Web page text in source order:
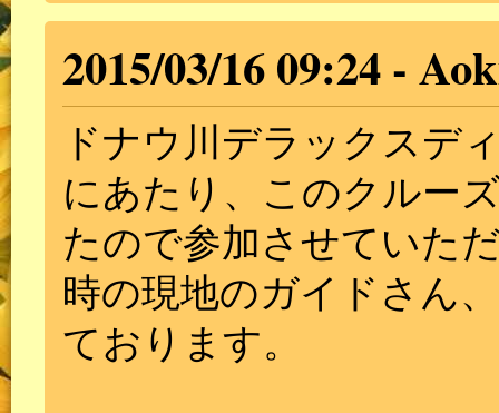
2015/03/16 09:24
ドナウ川デラックスデ
にあたり、このクルー
たので参加させていた
時の現地のガイドさん
ております。